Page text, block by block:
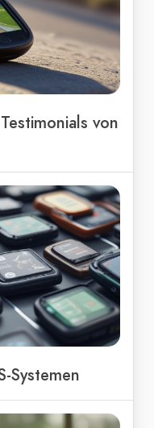
von
Systemen